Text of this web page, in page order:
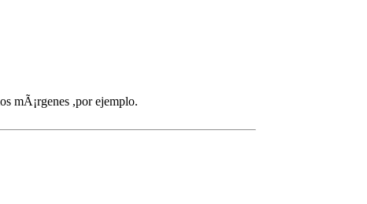
mÃ¡rgenes ,por ejemplo.